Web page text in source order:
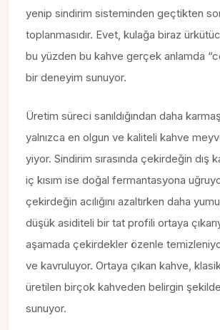
yenip sindirim sisteminden geçtikten
toplanmasıdır. Evet, kulağa biraz
bu yüzden bu kahve gerçek anlamda
bir deneyim sunuyor.
Üretim süreci sanıldığından daha
yalnızca en olgun ve kaliteli kahve
yiyor. Sindirim sırasında çekirdeğin dış
iç kısım ise doğal fermantasyona
çekirdeğin acılığını azaltırken daha
düşük asiditeli bir tat profili ortaya
aşamada çekirdekler özenle
ve kavruluyor. Ortaya çıkan kahve,
üretilen birçok kahveden belirgin
sunuyor.